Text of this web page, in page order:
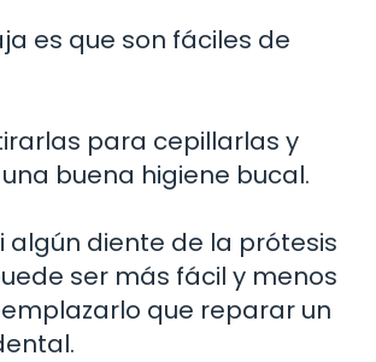
es que son fáciles de
para cepillarlas y
buena higiene bucal.
algún diente de la prótesis
ser más fácil y menos
que reparar un